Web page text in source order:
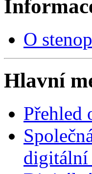
O
Hlavní
Přehled
digitální